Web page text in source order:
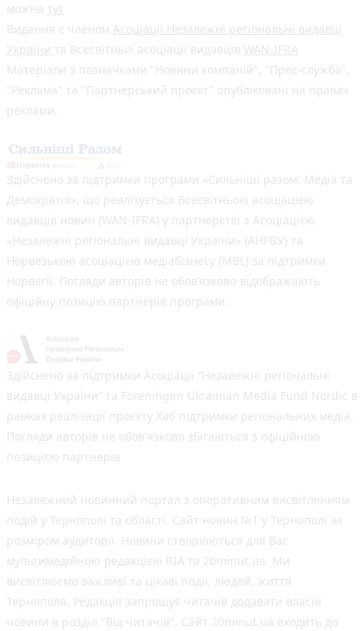
можна тут
Видання є членом Асоціації Незалежні регіональні видавці
України та Всесвітньої асоціації видавців WAN-IFRA
Матеріали з позначками "Новини компаній", "Прес-служба",
"Реклама" та "Партнерський проєкт" опубліковані на правах
реклами.
Здійснено за підтримки програми «Сильніші разом: Медіа та
Демократія», що реалізується Всесвітньою асоціацією
видавців новин (WAN-IFRA) у партнерстві з Асоціацією
«Незалежні регіональні видавці України» (АНРВУ) та
Норвезькою асоціацією медіабізнесу (MBL) за підтримки
Норвегії. Погляди авторів не обов’язково відображають
офіційну позицію партнерів програми.
Здійснено за підтримки Асоціації “Незалежні регіональні
видавці України” та Foreningen Ukrainian Media Fund Nordic в
рамках реалізації проєкту Хаб підтримки регіональних медіа.
Погляди авторів не обов'язково збігаються з офіційною
позицією партнерів
Незалежний новинний портал з оперативним висвітленням
подій у Тернополі та області. Сайт новин №1 у Тернополі за
розміром аудиторії. Новини створюються для Вас
мультимедійною редакцією RIA та 20minut.ua. Ми
висвітлюємо важливі та цікаві події, людей, життя
Тернополя. Редакція запрошує читачів додавати власні
новини в розділ "Від читачів". Сайт 20minut.ua входить до